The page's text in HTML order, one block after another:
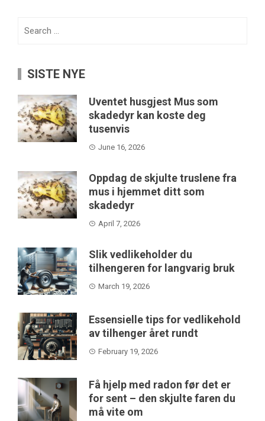
SISTE NYE
Uventet husgjest Mus som
skadedyr kan koste deg
tusenvis
June 16, 2026
Oppdag de skjulte truslene fra
mus i hjemmet ditt som
skadedyr
April 7, 2026
Slik vedlikeholder du
tilhengeren for langvarig bruk
March 19, 2026
Essensielle tips for vedlikehold
av tilhenger året rundt
February 19, 2026
Få hjelp med radon før det er
for sent – den skjulte faren du
må vite om